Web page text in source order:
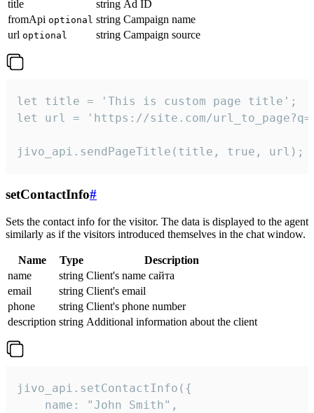
title
string Ad ID
fromApi optional string Campaign name
url optional string Campaign source
let title = 'This is custom page title';
let url = 'https://site.com/
jivo_api.sendPageTitle(title, true, url);
setContactInfo#
Sets the contact info for the visitor. The data is displayed to the agent
similarly as if the visitors introduced themselves in the chat window.
Name Type
Description
name
string Client's name сайта
email
string Client's email
phone
string Client's phone number
description string Additional information about the client
jivo_api.setContactInfo({
    name: "John Smith",